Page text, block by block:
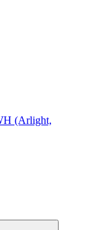
(Arlight,